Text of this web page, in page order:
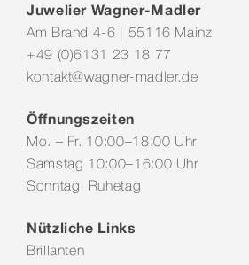
Juwelier Wagner-Madler
Am Brand 4-6 | 55116 Mainz
+49 (0)6131 23 18 77
kontakt@wagner-madler.de
Öffnungszeiten
Mo. – Fr. 10:00–18:00 Uhr
Samstag 10:00–16:00 Uhr
Sonntag Ruhetag
Nützliche Links
Brillanten